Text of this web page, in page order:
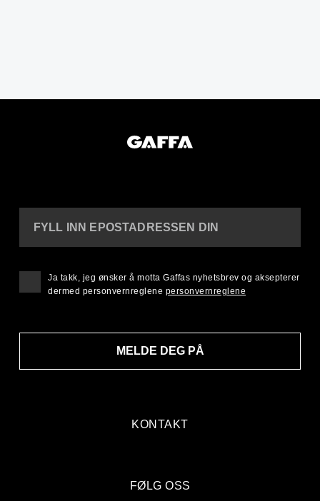
KONTAKT
FYLL INN EPOSTADRESSEN DIN
MELDE DEG PÅ
Ja takk, jeg ønsker å motta Gaffas nyhetsbrev og aksepterer
dermed personvernreglene personvernreglene
FØLG OSS